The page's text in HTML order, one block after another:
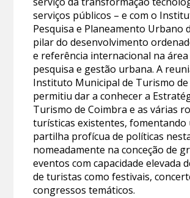
serviços públicos – e com o
Pesquisa e Planeamento Urbano
pilar do desenvolvimento
e referência internacional na área
pesquisa e gestão urbana. A
Instituto Municipal de Turismo
permitiu dar a conhecer a
Turismo de Coimbra e as várias
turísticas existentes, fomentando
partilha profícua de políticas
nomeadamente na conceção de
eventos com capacidade elevada
de turistas como festivais,
congressos temáticos.